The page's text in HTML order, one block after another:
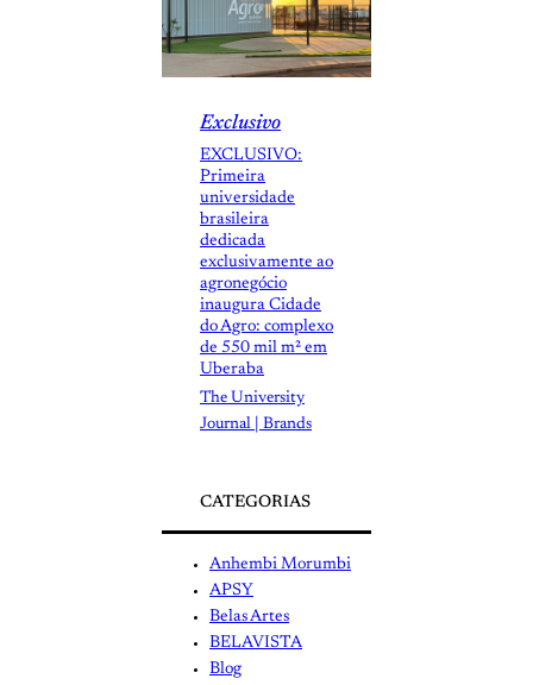
Exclusivo
EXCLUSIVO:
Primeira
universidade
brasileira
dedicada
exclusivamente ao
agronegócio
inaugura Cidade
do Agro: complexo
de 550 mil m² em
Uberaba
The University
Journal | Brands
CATEGORIAS
Anhembi Morumbi
APSY
Belas Artes
BELAVISTA
Blog